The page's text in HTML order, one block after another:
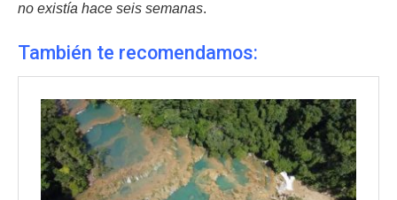
no existía hace seis semanas.
También te recomendamos: